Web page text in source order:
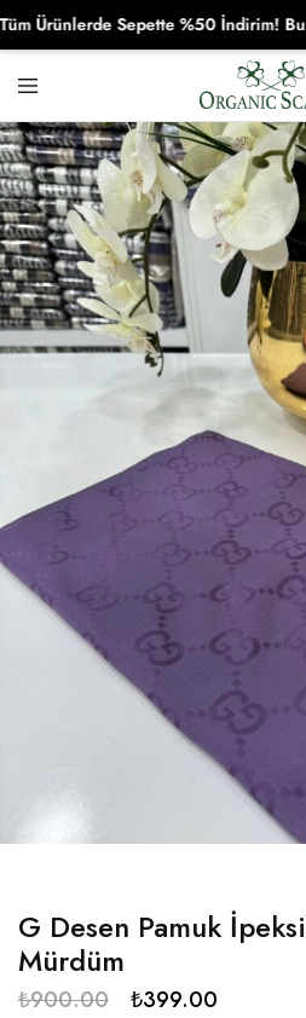
Organikscarf
G Desen Pamuk
Mürdüm
₺900.00 ₺399.00
Sepette %50 İndirim! Bu